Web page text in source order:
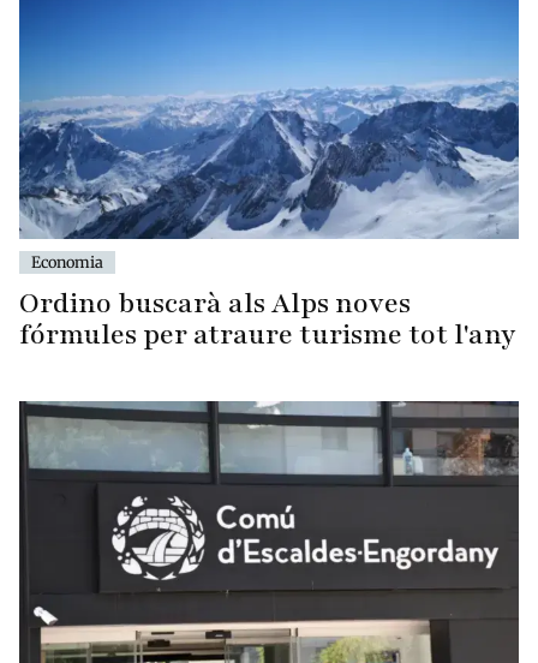
Economia
Ordino buscarà als Alps noves
fórmules per atraure turisme tot l'any